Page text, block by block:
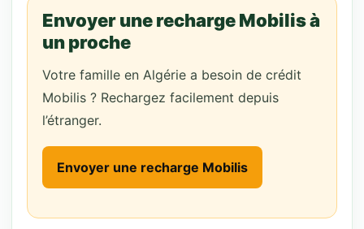
Envoyer une recharge Mobilis à
un proche
Votre famille en Algérie a besoin de crédit
Mobilis ? Rechargez facilement depuis
l’étranger.
Envoyer une recharge Mobilis